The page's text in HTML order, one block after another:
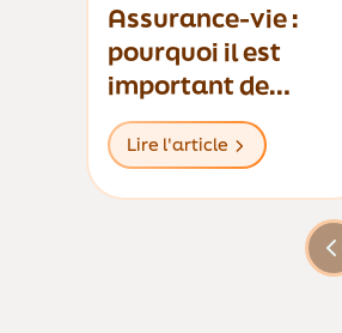
Assurance-vie :
pourquoi il est
important de
désigner ses
bénéficiaires
Lire l'article